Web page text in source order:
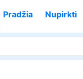
Pradžia Nupirkti